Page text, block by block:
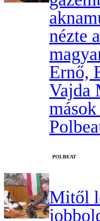
nézte
Ernő,
Vajda
‎POLBEAT
Mitől